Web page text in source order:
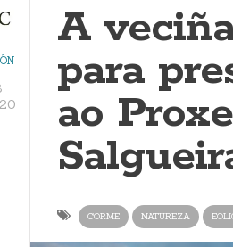
A
para
ao
CORME NATUREZA